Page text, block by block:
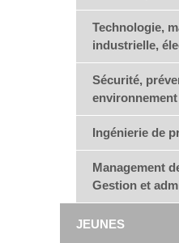
Technologie,
industrielle,
Sécurité,
environnement
Ingénierie de
Management
Gestion et
JEUNES